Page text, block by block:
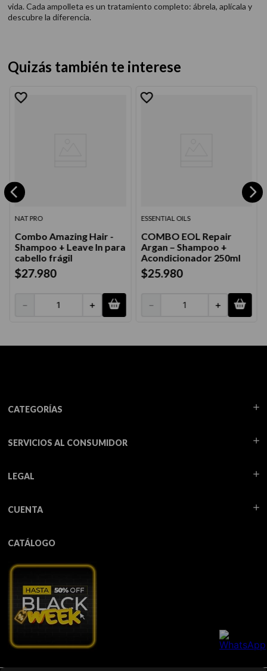
vida. Cada ampolleta es un tratamiento completo: ábrela, aplícala y
descubre la diferencia.
Quizás también te interese
NAT PRO
Combo Amazing Hair -
Shampoo + Leave In para
cabello frágil
$27.980
＋
－
ESSENTIAL OILS
COMBO EOL Repair
Argan – Shampoo +
Acondicionador 250ml
$25.980
＋
－
CATEGORÍAS
SERVICIOS AL CONSUMIDOR
LEGAL
CUENTA
CATÁLOGO